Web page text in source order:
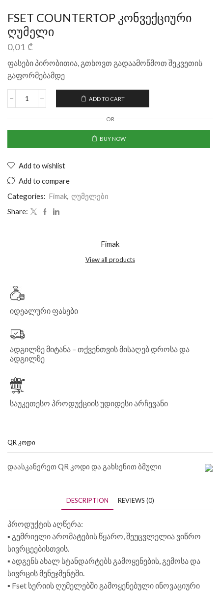
FSET COUNTERTOP კონვექციური
ღუმელი
0,01 ₾
ფასები პირობითია, გთხოვთ გადაამოწმოთ შეკვეთის
გაფორმებამდე
ADD TO CART
OR
BUY NOW
Add to wishlist
Add to compare
Categories: Fimak, ღუმელები
Share:
Fimak
View all products
იდეალური ფასები
ადგილზე მიტანა – თქვენთვის მისაღებ დროსა და
ადგილზე
საუკეთესო პროდუქციის უდიდესი არჩევანი
QR ᲙᲝᲓᲘ
დაასკანერეთ QR კოდი და გახსენით ბმული
DESCRIPTION REVIEWS (0)
პროდუქტის აღწერა:
▪️ გემრიელი არომატების წყარო, შეუცვლელია ვიწრო
სივრცეებისთვის.
▪️ ადგენს ახალ სტანდარტებს გამოყენების, გემოსა და
სივრცის მენეჯმენტში.
▪️ Fset სერიის ღუმელებში გამოყენებული ინოვაციური